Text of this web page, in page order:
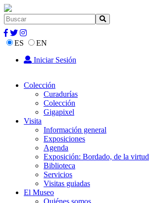
ES
EN
Iniciar Sesión
Colección
Curadurías
Colección
Gigapixel
Visita
Información general
Exposiciones
Agenda
Exposición: Bordado, de la virtud
Biblioteca
Servicios
Visitas guiadas
El Museo
Quiénes somos